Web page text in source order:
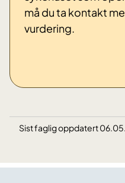
må du ta kontakt
vurdering.
Sist faglig oppdatert